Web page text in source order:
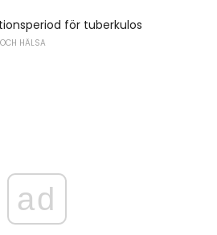
för tuberkulos
HÄLSA
ad